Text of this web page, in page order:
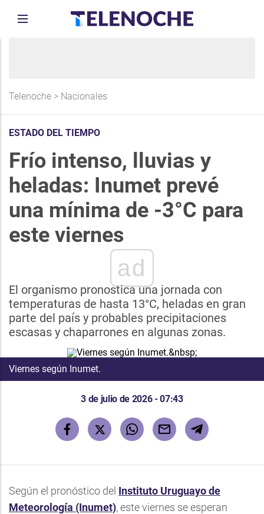
Telenoche > Nacionales
ESTADO DEL TIEMPO
Frío intenso, lluvias y
heladas: Inumet prevé
una mínima de -3°C para
este viernes
ad
El organismo pronostica una jornada con
temperaturas de hasta 13°C, heladas en gran
parte del país y probables precipitaciones
escasas y chaparrones en algunas zonas.
Viernes según Inumet.
3 de julio de 2026 - 07:43
Según el pronóstico del Instituto Uruguayo de
Meteorología (Inumet), este viernes se esperan